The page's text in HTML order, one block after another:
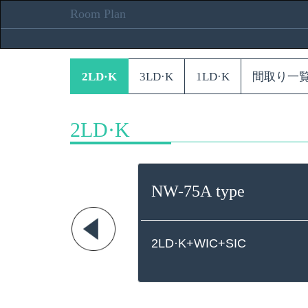
Room Plan
2LD·K 3LD·K 1LD·K 間取り一
2LD·K
NW-75A type
2LD·K+WIC+SIC